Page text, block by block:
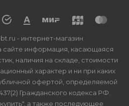
- интернет-магазин
сайте информация, касающаяся
наличия на складе, стоимости
характер и ни при каких
офертой, определяемой
Гражданского кодекса РФ.
а также последующее